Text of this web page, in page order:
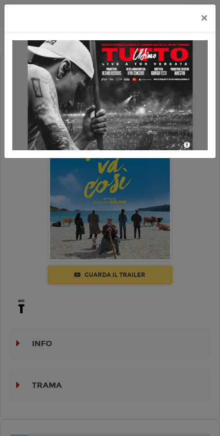
LA VITA VA COSI'
GUARDA IL TRAILER
INFO
TRAMA
×